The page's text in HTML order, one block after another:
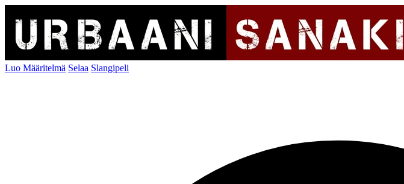
Luo Määritelmä Selaa Slangipeli